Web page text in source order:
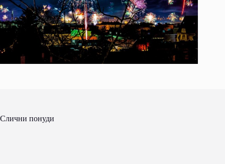
Слични понуди